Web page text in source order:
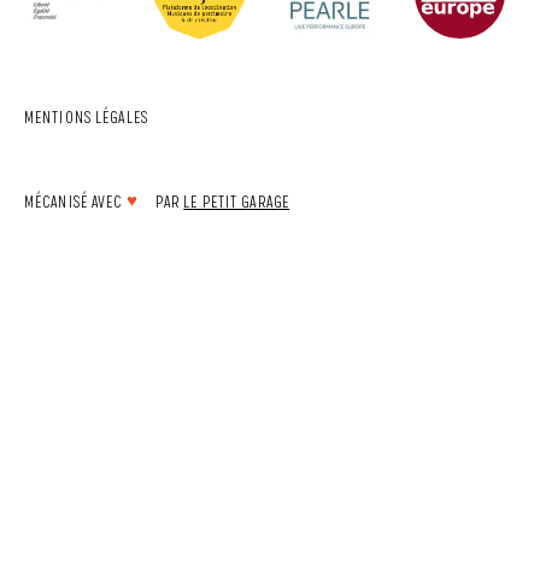
MENTIONS LÉGALES
MÉCANISÉ AVEC ♥ PAR LE PETIT GARAGE